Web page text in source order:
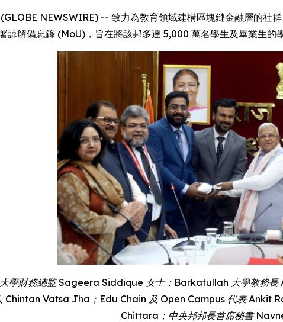
NEWSWIRE) -- 致力為教育領域建構區塊鏈金融層的社
諒解備忘錄 (MoU)，旨在將該邦多達 5,000 萬名學生及畢業生的
大學財務總監Sageera Siddique 女士； Barkatullah 大學教務長
Chintan Vatsa Jha ； Edu Chain 及 Open Campus 代表 Ankit
Chittara ；中央邦邦長首席秘書